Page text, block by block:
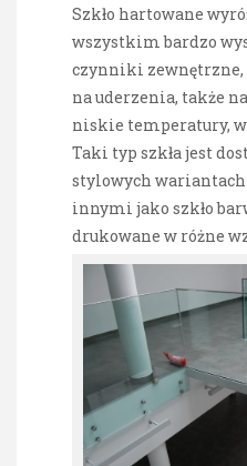
Szkło hartowane
wszystkim bardzo
czynniki
na uderzenia, także
niskie temperatury,
Taki typ szkła jest
stylowych
innymi jako szkło
drukowane w różne